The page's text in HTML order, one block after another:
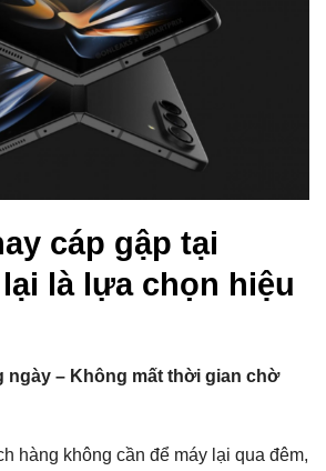
cáp gập tại
là lựa chọn hiệu
ngày – Không mất thời gian chờ
hàng không cần để máy lại qua đêm,